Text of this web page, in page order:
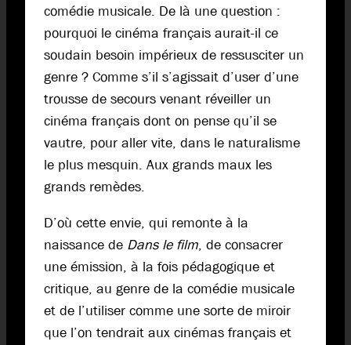
comédie musicale. De là une question :
pourquoi le cinéma français aurait-il ce
soudain besoin impérieux de ressusciter un
genre ? Comme s’il s’agissait d’user d’une
trousse de secours venant réveiller un
cinéma français dont on pense qu’il se
vautre, pour aller vite, dans le naturalisme
le plus mesquin. Aux grands maux les
grands remèdes.
D’où cette envie, qui remonte à la
naissance de Dans le film, de consacrer
une émission, à la fois pédagogique et
critique, au genre de la comédie musicale
et de l’utiliser comme une sorte de miroir
que l’on tendrait aux cinémas français et